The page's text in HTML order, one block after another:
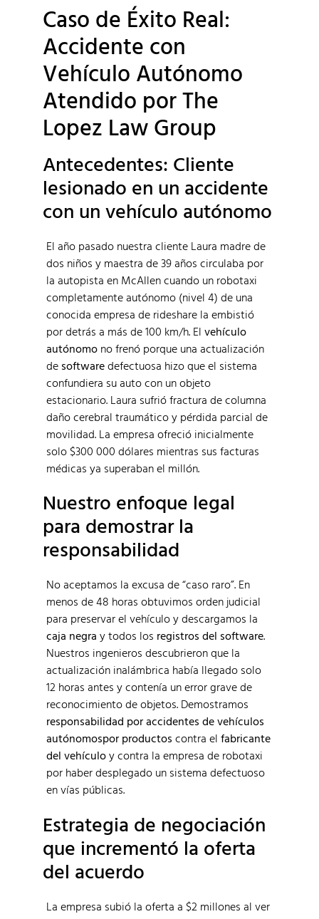
Caso de Éxito Real:
Accidente con
Vehículo Autónomo
Atendido por The
Lopez Law Group
Antecedentes: Cliente
lesionado en un accidente
con un vehículo autónomo
El año pasado nuestra cliente Laura madre de
dos niños y maestra de 39 años circulaba por
la autopista en McAllen cuando un robotaxi
completamente autónomo (nivel 4) de una
conocida empresa de rideshare la embistió
por detrás a más de 100 km/h. El vehículo
autónomo no frenó porque una actualización
de softwaredefectuosa hizo que el sistema
confundiera su auto con un objeto
estacionario. Laura sufrió fractura de columna
daño cerebral traumático y pérdida parcial de
movilidad. La empresa ofreció inicialmente
solo $300 000 dólares mientras sus facturas
médicas ya superaban el millón.
Nuestro enfoque legal
para demostrar la
responsabilidad
No aceptamos la excusa de “caso raro”. En
menos de 48 horas obtuvimos orden judicial
para preservar el vehículo y descargamos la
caja negra y todos los registros del software.
Nuestros ingenieros descubrieron que la
actualización inalámbrica había llegado solo
12 horas antes y contenía un error grave de
reconocimiento de objetos. Demostramos
responsabilidad por accidentes de vehículos
autónomospor productos contra el fabricante
del vehículoy contra la empresa de robotaxi
por haber desplegado un sistema defectuoso
en vías públicas.
Estrategia de negociación
que incrementó la oferta
del acuerdo
La empresa subió la oferta a $2 millones al ver